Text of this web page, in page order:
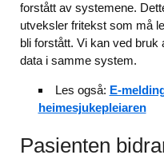
forstått av systemene.
utveksler fritekst som må
bli forstått. Vi kan ved
data i samme system.
Les også: E-
heimesjukepleiaren
Pasienten